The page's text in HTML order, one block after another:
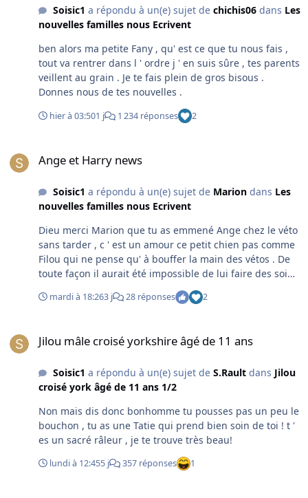
Soisic1 a répondu à un(e) sujet de chichis06dans Les
nouvelles familles nous Ecrivent
ben alors ma petite Fany , qu' est ce que tu nous fais ,
tout va rentrer dans l ' ordre j ' en suis sûre , tes parents
veillent au grain . Je te fais plein de gros bisous .
Donnes nous de tes nouvelles .
hier à 03:501 j 1 234 réponses 2
Ange et Harry news
Soisic1 a répondu à un(e) sujet de Mariondans Les
nouvelles familles nous Ecrivent
Dieu merci Marion que tu as emmené Ange chez le véto
sans tarder , c ' est un amour ce petit chien pas comme
Filou qui ne pense qu' à bouffer la main des vétos . De
toute façon il aurait été impossible de lui faire des soins
surtout continues d' être sage .
mardi à 18:263 j 28 réponses 2
Jilou mâle croisé yorkshire âgé de 11 ans
Soisic1 a répondu à un(e) sujet de S.Raultdans Jilou
croisé york âgé de 11 ans 1/2
Non mais dis donc bonhomme tu pousses pas un peu le
bouchon , tu as une Tatie qui prend bien soin de toi ! t '
es un sacré râleur , je te trouve très beau!
lundi à 12:455 j 357 réponses 1